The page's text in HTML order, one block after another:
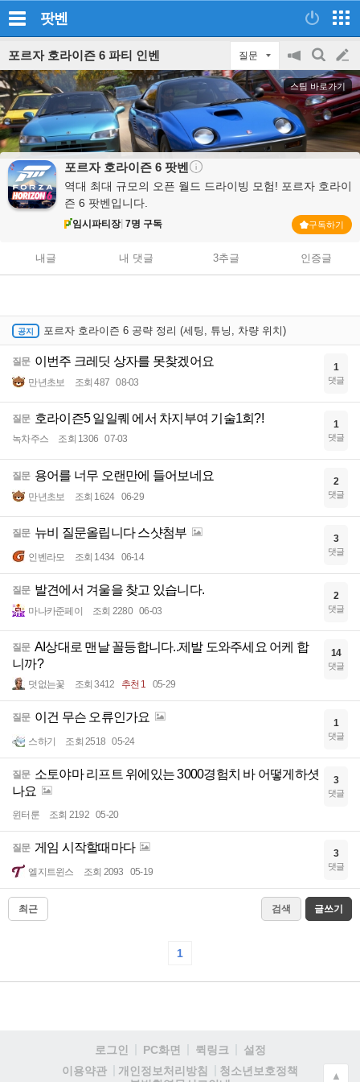
팟벤
포르자 호라이즌 6 파티 인벤 질문
공
지
on/off
검
색
글
쓰
기
스팀 바로가기
포르자 호라이즌 6 팟벤
임시파티장 7명 구독
역대 최대 규모의 오픈 월드 드라이빙 모험! 포르자 호라이
즌 6 팟벤입니다.
구독하기
내글 내 댓글 3추글 인증글
포르자 호라이즌 6 공략 정리 (세팅, 튜닝, 차량 위치)
질문 이번주 크레딧 상자를 못찾겠어요
만년초보 조회 487 08-03
1
댓글
질문 호라이즌5 일일퀘 에서 차지부여 기술1회?!
녹차주스 조회 1306 07-03
1
댓글
질문 용어를 너무 오랜만에 들어보네요
만년초보 조회 1624 06-29
2
댓글
질문 뉴비 질문올립니다 스샷첨부
인벤라모 조회 1434 06-14
3
댓글
질문 발견에서 겨울을 찾고 있습니다.
마나카준페이 조회 2280 06-03
2
댓글
질문 AI상대로 맨날 꼴등합니다..제발 도와주세요 어케 합
니까?
덧없는꽃 조회 3412 추천 1 05-29
14
댓글
질문 이건 무슨 오류인가요
스하기 조회 2518 05-24
1
댓글
질문 소토야마 리프트 위에있는 3000경험치 바 어떻게하셧
나요
윈터룬 조회 2192 05-20
3
댓글
질문 게임 시작할때마다
엘지트윈스 조회 2093 05-19
3
댓글
최근 검색 글쓰기
1
로그인 PC화면 퀵링크
설정
이용약관
개인정보처리방침
청소년보호정책
▲